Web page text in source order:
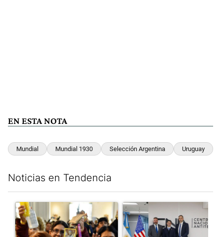
EN ESTA NOTA
Mundial Mundial 1930 Selección Argentina Uruguay
Noticias en Tendencia
Un artículo de tendencia con el título "San Cayetano 2026:
Un artículo de tendencia con